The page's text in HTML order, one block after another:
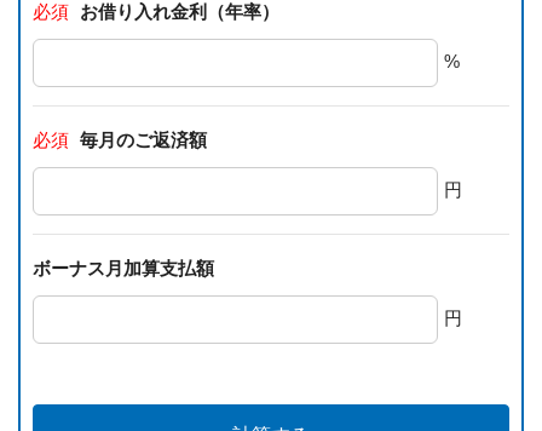
必須 お借り入れ金利（年率）
%
必須 毎月のご返済額
円
ボーナス月加算支払額
円